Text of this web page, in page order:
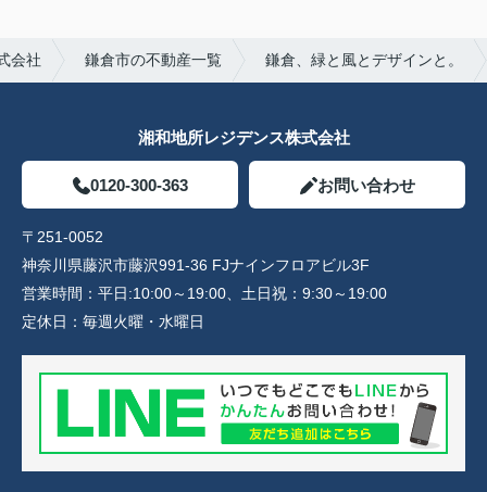
会社 鎌倉市の不動産一覧 鎌倉、緑と風とデザインと。
湘和地所レジデンス株式会社
0120-300-363 お問い合わせ
〒251-0052
神奈川県藤沢市藤沢991-36 FJナインフロアビル3F
営業時間： 平日:10:00～19:00、土日祝：9:30～19:00
定休日： 毎週火曜・水曜日